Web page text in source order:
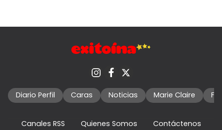
Diario Perfil Caras Noticias Marie Claire
Canales RSS Quienes Somos
Contáctenos